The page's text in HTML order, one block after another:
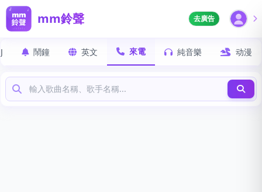
mm鈴聲 去廣告
鬧鐘 英文 來電 純音樂 动漫